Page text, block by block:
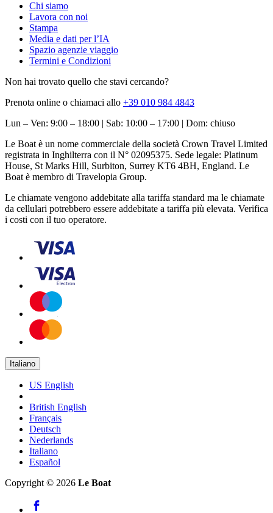
Chi siamo
Lavora con noi
Stampa
Media e dati per l’IA
Spazio agenzie viaggio
Termini e Condizioni
Non hai trovato quello che stavi cercando?
Prenota online o chiamaci allo +39 010 984 4843
Lun – Ven: 9:00 – 18:00 | Sab: 10:00 – 17:00 | Dom: chiuso
Le Boat è un nome commerciale della società Crown Travel Limited
registrata in Inghilterra con il N° 02095375. Sede legale: Platinum
House, St Marks Hill, Surbiton, Surrey KT6 4BH, England. Le
Boat è membro di Travelopia Group.
Le chiamate vengono addebitate alla tariffa standard ma le chiamate
da cellulari potrebbero essere addebitate a tariffa più elevata. Verifica
i costi con il tuo operatore.
Italiano
US English
British English
Français
Deutsch
Nederlands
Italiano
Español
Copyright © 2026 Le Boat